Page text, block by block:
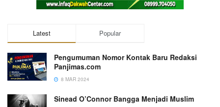
Latest Popular
Pengumuman Nomor Kontak Baru Redaksi
Panjimas.com
8 MAR 2024
Sinead O’Connor Bangga Menjadi Muslim